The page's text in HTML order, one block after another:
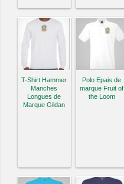
T-Shirt Hammer
Manches
Longues de
Marque Gildan
Polo Epais de
marque Fruit of
the Loom